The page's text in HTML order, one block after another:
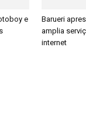
e
Barueri
amplia
internet